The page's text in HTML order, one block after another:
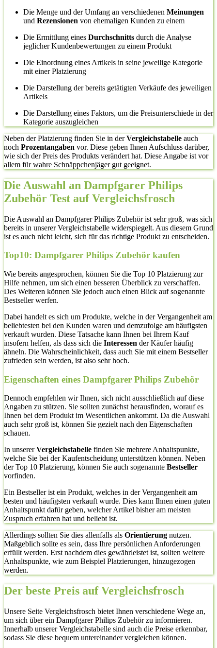
Die Menge und der Umfang an verschiedenen Meinungen
und Rezensionen von ehemaligen Kunden zu einem
Die Ermittlung eines Durchschnitts durch die Analyse
jeglicher Kundenbewertungen zu einem Produkt
Die Einordnung eines Artikels in seine jeweilige Kategorie
mit einer Platzierung
Die Darstellung der bereits getätigten Verkäufe des jeweiligen
Artikels
Die Darstellung eines Faktors, um die Preisunterschiede in der
Kategorie auszugleichen
Neben der Platzierung finden Sie in derVergleichstabelle auch
noch Prozentangaben vor. Diese geben Ihnen Aufschluss darüber,
wie sich der Preis des Produkts verändert hat. Diese Angabe ist vor
allem für wahre Schnäppchenjäger gut geeignet.
Die Auswahl an Dampfgarer Philips
Zubehör Test auf Vergleichsfrosch
Die Auswahl an Dampfgarer Philips Zubehör ist sehr groß, was sich
bereits in unserer Vergleichstabelle widerspiegelt. Aus diesem Grund
ist es auch nicht leicht, sich für das richtige Produkt zu entscheiden.
Top10: Dampfgarer Philips Zubehör kaufen
Wie bereits angesprochen, können Sie die Top 10 Platzierung zur
Hilfe nehmen, um sich einen besseren Überblick zu verschaffen.
Des Weiteren können Sie jedoch auch einen Blick auf sogenannte
Bestseller werfen.
Dabei handelt es sich um Produkte, welche in der Vergangenheit am
beliebtesten bei den Kunden waren und demzufolge am häufigsten
verkauft wurden. Diese Tatsache kann Ihnen bei Ihrem Kauf
insofern helfen, als dass sich die Interessen der Käufer häufig
ähneln. Die Wahrscheinlichkeit, dass auch Sie mit einem Bestseller
zufrieden sein werden, ist also sehr hoch.
Eigenschaften eines Dampfgarer Philips Zubehör
Dennoch empfehlen wir Ihnen, sich nicht ausschließlich auf diese
Angaben zu stützen. Sie sollten zunächst herausfinden, worauf es
Ihnen bei dem Produkt im Wesentlichen ankommt. Da die Auswahl
auch sehr groß ist, können Sie gezielt nach den Eigenschaften
schauen.
In unsererVergleichstabelle finden Sie mehrere Anhaltspunkte,
welche Sie bei der Kaufentscheidung unterstützen können. Neben
der Top 10 Platzierung, können Sie auch sogenannte Bestseller
vorfinden.
Ein Bestseller ist ein Produkt, welches in der Vergangenheit am
besten und häufigsten verkauft wurde. Dies kann Ihnen einen guten
Anhaltspunkt dafür geben, welcher Artikel bisher am meisten
Zuspruch erfahren hat und beliebt ist.
Allerdings sollten Sie dies allenfalls als Orientierung nutzen.
Maßgeblich sollte es sein, dass Ihre persönlichen Anforderungen
erfüllt werden. Erst nachdem dies gewährleistet ist, sollten weitere
Anhaltspunkte, wie zum Beispiel Platzierungen, hinzugezogen
werden.
Der beste Preis auf Vergleichsfrosch
Unsere Seite Vergleichsfrosch bietet Ihnen verschiedene Wege an,
um sich über ein Dampfgarer Philips Zubehör zu informieren.
Innerhalb unserer Vergleichstabelle sind auch die Preise erkennbar,
sodass Sie diese bequem untereinander vergleichen können.